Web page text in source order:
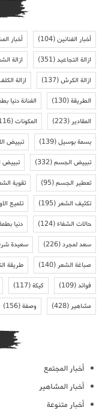
أخبار الفنانين(104) أخبار
ازالة التجاعيد(351) ازالة
ازالة الكرش(137) ازالة
الطريقة(130) الفنانة دنيا
المقادير(223) المكونات(116)
بسمة بوسيل(139) تبييض
تبييض الجسم(332) تبييض
تعطير الجسم(95) تقوية
تكثيف الشعر(195) تلميع
حالات الشفاء(124) دنيا
سعد لمجرد(226) سعيدة
صباغة الشعر(140) طريقة
فوائد(109) كيكة(117)
مشاهير(428) وصفة(156)
أخبار المجتمع
أخبار المشاهير
أخبار متنوعة